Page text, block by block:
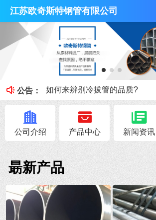
江苏欧奇斯特钢管有限公司
公告：
冷拔管的光亮度特征
冷拔管对比热轧管有什么区别
如何来辨别冷拔管的品质?
钢管知识----冷拔管和热轧管区别
无锡不锈钢焊管原料的加工性能
公司介绍 产品中心 新闻资讯
朂新产品